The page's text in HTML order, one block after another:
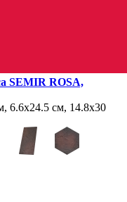
SEMIR ROSA,
6.6х24.5 см, 14.8х30